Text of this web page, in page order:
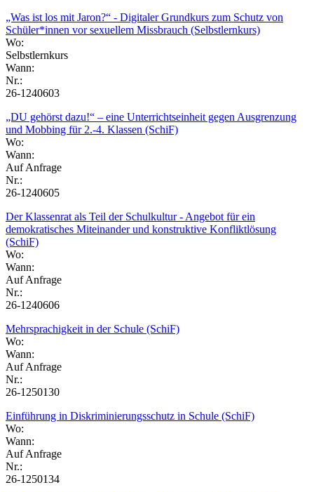
„Was ist los mit Jaron?“ - Digitaler Grundkurs zum Schutz von
Schüler*innen vor sexuellem Missbrauch (Selbstlernkurs)
Wo:
Selbstlernkurs
Wann:
Nr.:
26-1240603
„DU gehörst dazu!“ – eine Unterrichtseinheit gegen Ausgrenzung
und Mobbing für 2.-4. Klassen (SchiF)
Wo:
Wann:
Auf Anfrage
Nr.:
26-1240605
Der Klassenrat als Teil der Schulkultur - Angebot für ein
demokratisches Miteinander und konstruktive Konfliktlösung
(SchiF)
Wo:
Wann:
Auf Anfrage
Nr.:
26-1240606
Mehrsprachigkeit in der Schule (SchiF)
Wo:
Wann:
Auf Anfrage
Nr.:
26-1250130
Einführung in Diskriminierungsschutz in Schule (SchiF)
Wo:
Wann:
Auf Anfrage
Nr.:
26-1250134